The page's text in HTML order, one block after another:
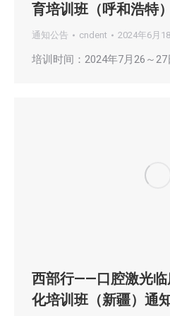
育培训班（呼和浩特
通知公告 cndent 2024年6月
培训时间：2024年7月26～27
西部行——口腔激光临
化培训班（新疆）通